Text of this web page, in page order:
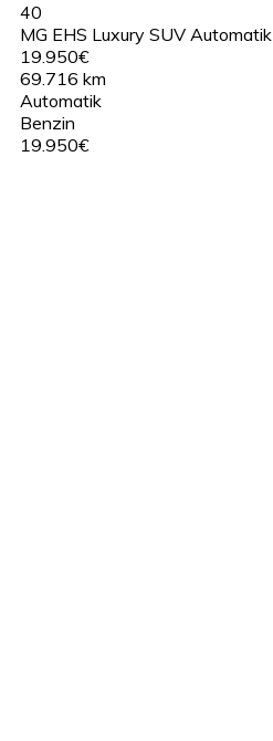
40
MG EHS Luxury SUV Automatik
19.950€
69.716 km
Automatik
Benzin
19.950€